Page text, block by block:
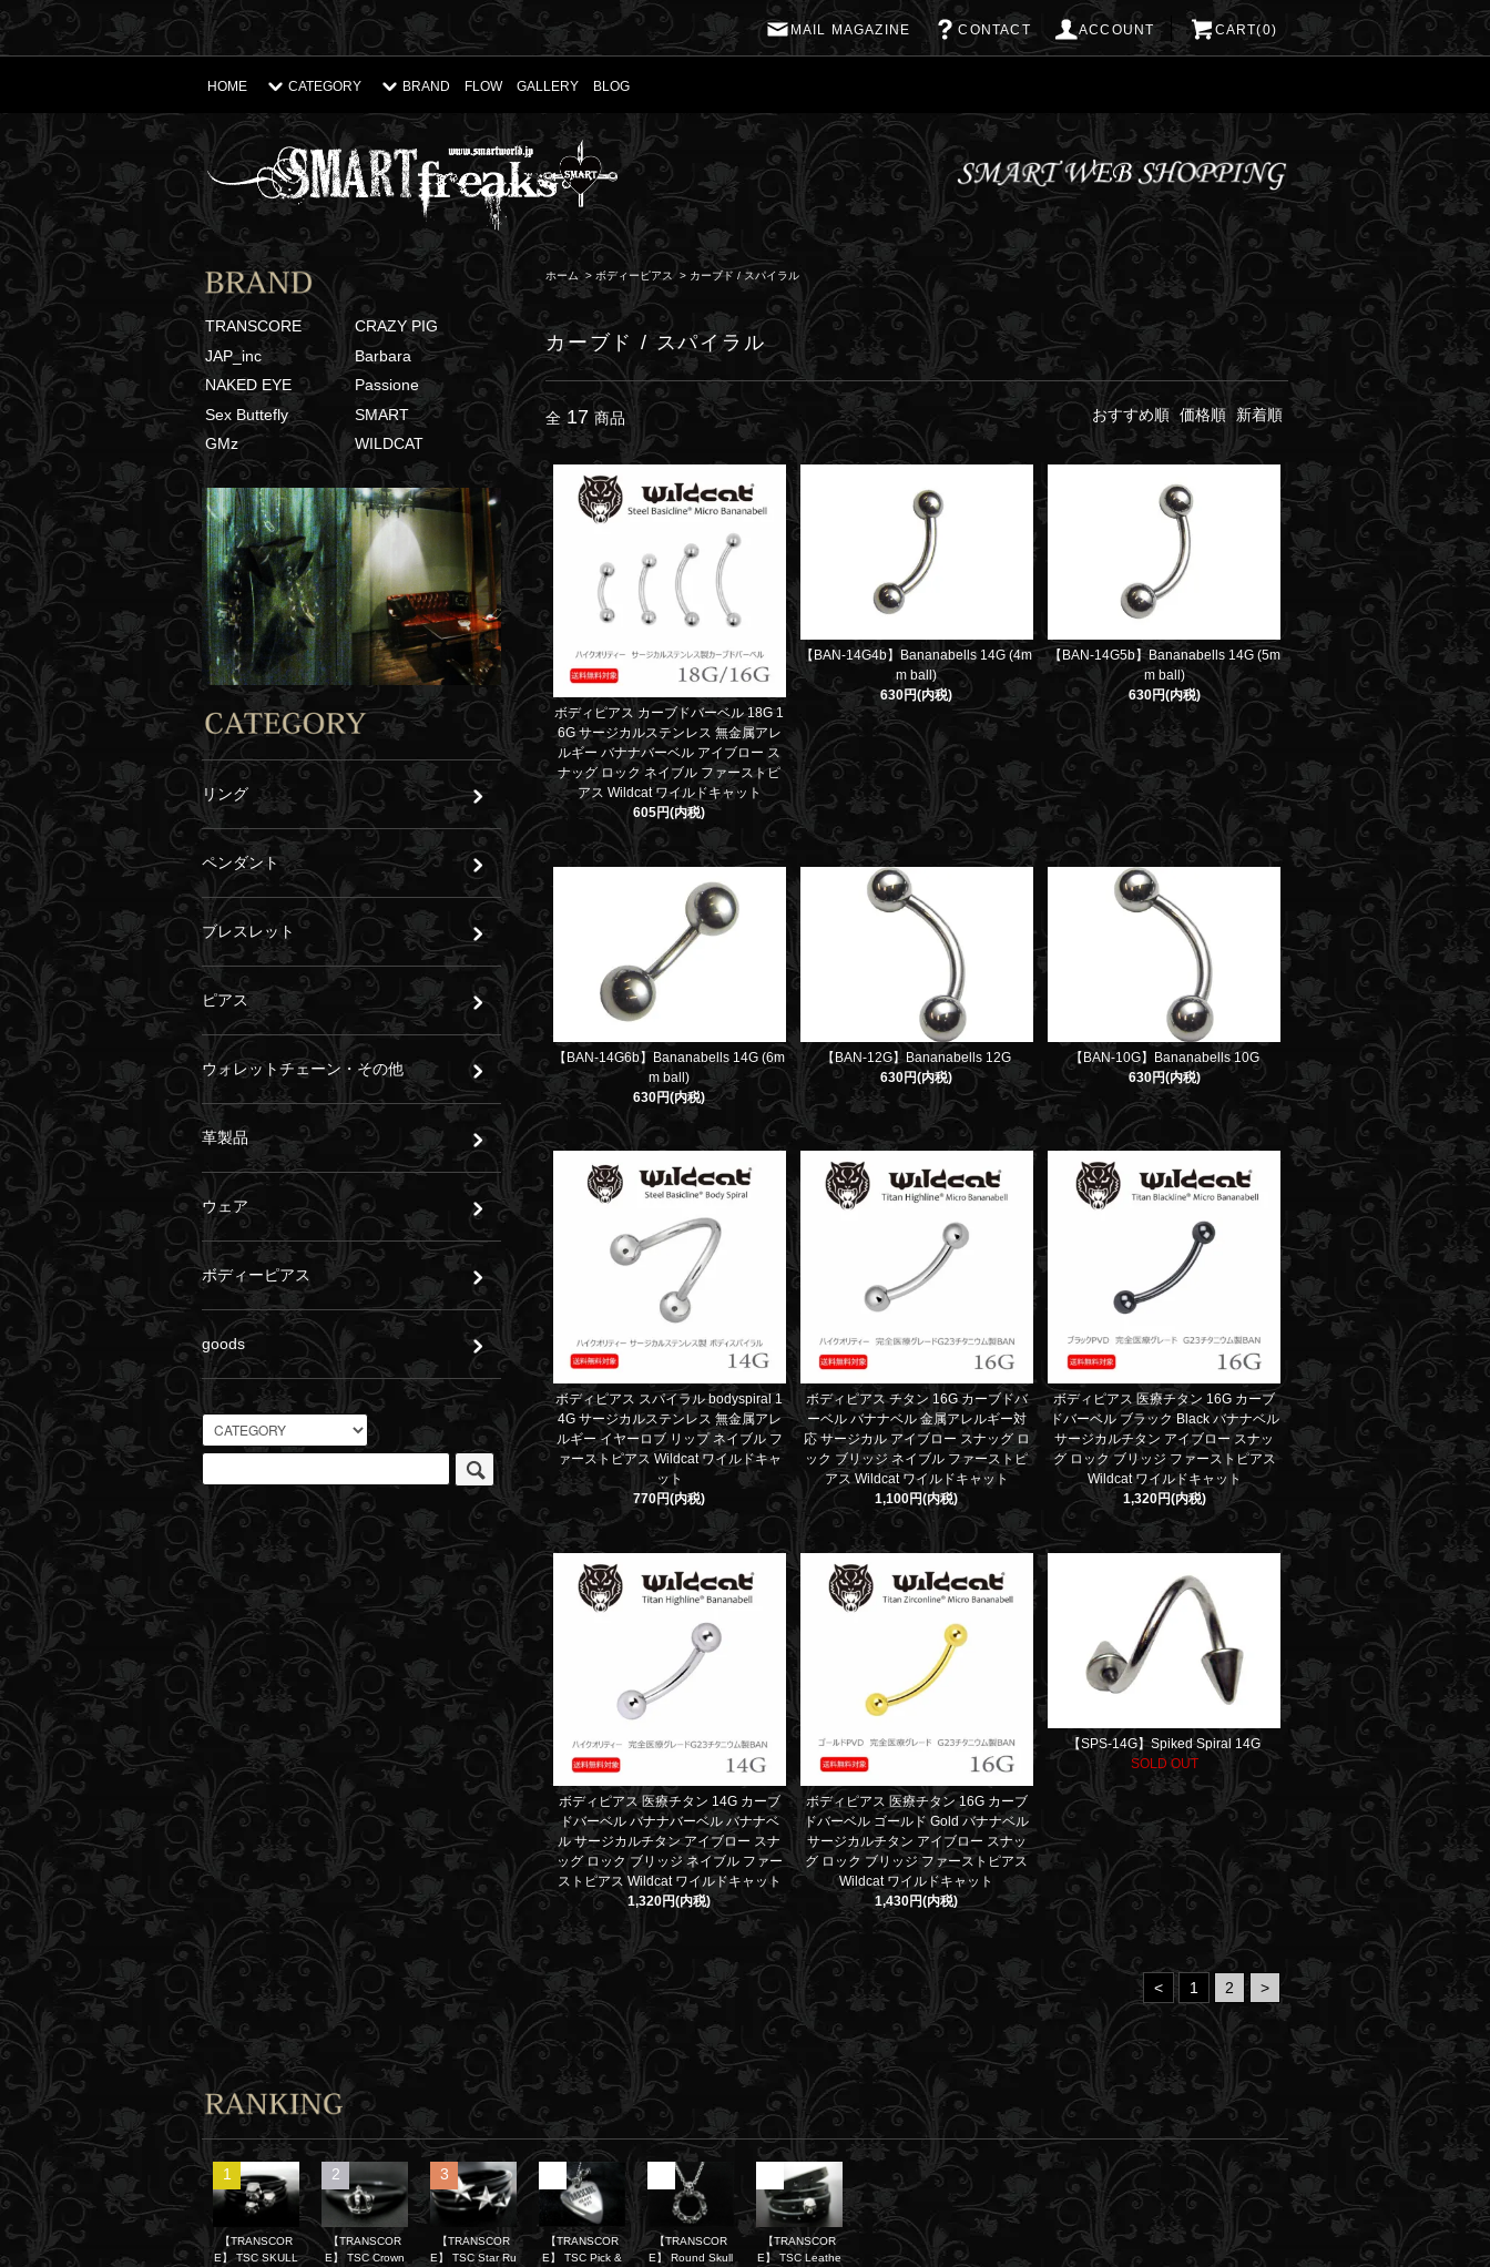
MAIL MAGAZINE CONTACT ACCOUNT CART(0)
HOME CATEGORY BRAND FLOW GALLERY BLOG
ホーム > ボディーピアス > カーブド / スパイラル
カーブド / スパイラル
全 17 商品 おすすめ順 価格順 新着順
ボディピアス カーブドバーベル 18G 1
6G サージカルステンレス 無金属アレ
ルギー バナナバーベル アイブロー ス
ナッグ ロック ネイブル ファーストピ
アス Wildcat ワイルドキャット
605円(内税)
【BAN-14G4b】Bananabells 14G (4m
m ball)
630円(内税)
【BAN-14G5b】Bananabells 14G (5m
m ball)
630円(内税)
【BAN-14G6b】Bananabells 14G (6m
m ball)
630円(内税)
【BAN-12G】Bananabells 12G
630円(内税)
【BAN-10G】Bananabells 10G
630円(内税)
ボディピアス スパイラル bodyspiral 1
4G サージカルステンレス 無金属アレ
ルギー イヤーロブ リップ ネイブル フ
ァーストピアス Wildcat ワイルドキャ
ット
770円(内税)
ボディピアス チタン 16G カーブドバ
ーベル バナナベル 金属アレルギー対
応 サージカル アイブロー スナッグ ロ
ック ブリッジ ネイブル ファーストピ
アス Wildcat ワイルドキャット
1,100円(内税)
ボディピアス 医療チタン 16G カーブ
ドバーベル ブラック Black バナナベル
サージカルチタン アイブロー スナッ
グ ロック ブリッジ ファーストピアス
Wildcat ワイルドキャット
1,320円(内税)
ボディピアス 医療チタン 14G カーブ
ドバーベル バナナバーベル バナナベ
ル サージカルチタン アイブロー スナ
ッグ ロック ブリッジ ネイブル ファー
ストピアス Wildcat ワイルドキャット
1,320円(内税)
ボディピアス 医療チタン 16G カーブ
ドバーベル ゴールド Gold バナナベル
サージカルチタン アイブロー スナッ
グ ロック ブリッジ ファーストピアス
Wildcat ワイルドキャット
1,430円(内税)
【SPS-14G】Spiked Spiral 14G
SOLD OUT
< 1 2 >
TRANSCORE
CRAZY PIG
JAP_inc
Barbara
NAKED EYE
Passione
Sex Buttefly
SMART
GMz
WILDCAT
リング
ペンダント
ブレスレット
ピアス
ウォレットチェーン・その他
革製品
ウェア
ボディーピアス
goods
1
【TRANSCOR
E】 TSC SKULL
2
【TRANSCOR
E】 TSC Crown
3
【TRANSCOR
E】 TSC Star Ru
【TRANSCOR
E】 TSC Pick &
【TRANSCOR
E】 Round Skull
【TRANSCOR
E】 TSC Leathe